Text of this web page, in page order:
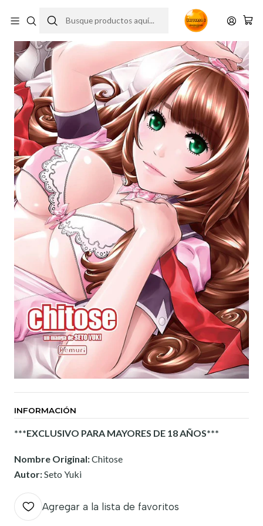
INFORMACIÓN
***EXCLUSIVO PARA MAYORES DE 18 AÑOS***
Nombre Original:Chitose
Autor:Seto Yuki
Agregar a la lista de favoritos